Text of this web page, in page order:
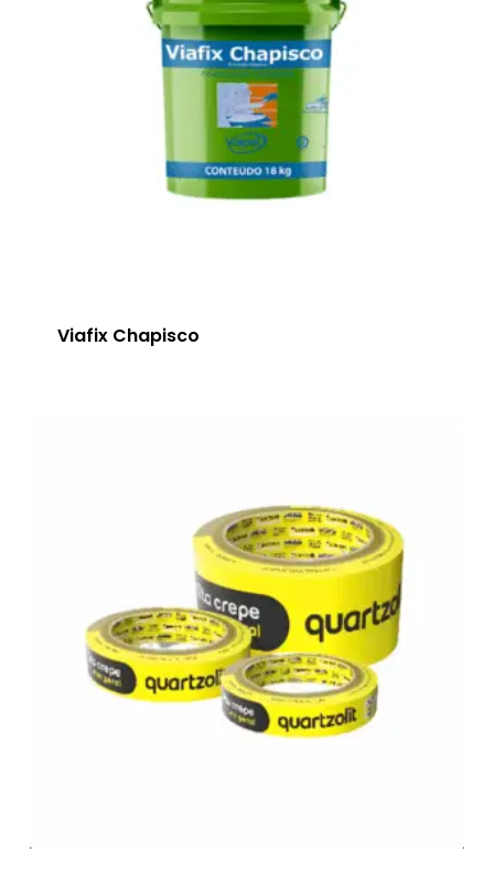
Viafix Chapisco